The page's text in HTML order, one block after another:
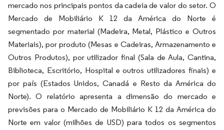
mercado nos principais pontos da cadeia de valor do setor. O
Mercado de Mobiliário K 12 da América do Norte é
segmentado por material (Madeira, Metal, Plástico e Outros
Materiais), por produto (Mesas e Cadeiras, Armazenamento e
Outros Produtos), por utilizador final (Sala de Aula, Cantina,
Biblioteca, Escritório, Hospital e outros utilizadores finais) e
por país (Estados Unidos, Canadá e Resto da América do
Norte). O relatório apresenta a dimensão do mercado e
previsões para o Mercado de Mobiliário K 12 da América do
Norte em valor (milhões de USD) para todos os segmentos